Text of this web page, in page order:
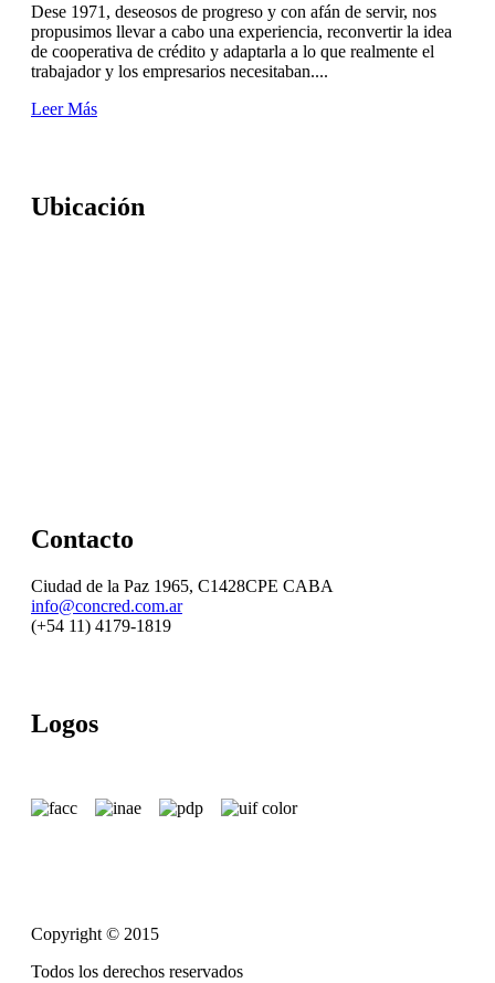
Dese 1971, deseosos de progreso y con afán de servir, nos
propusimos llevar a cabo una experiencia, reconvertir la idea
de cooperativa de crédito y adaptarla a lo que realmente el
trabajador y los empresarios necesitaban....
Leer Más
Ubicación
Contacto
Ciudad de la Paz 1965, C1428CPE CABA
info@concred.com.ar
(+54 11) 4179-1819
Logos
Copyright © 2015
Todos los derechos reservados